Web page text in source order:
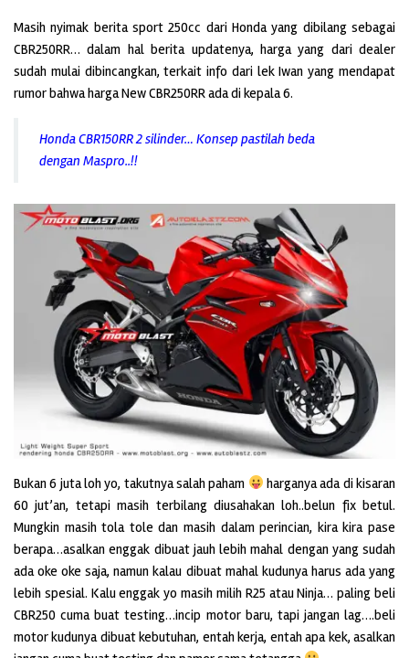
Masih nyimak berita sport 250cc dari Honda yang dibilang sebagai
CBR250RR… dalam hal berita updatenya, harga yang dari dealer
sudah mulai dibincangkan, terkait info dari lek Iwan yang mendapat
rumor bahwa harga New CBR250RR ada di kepala 6.
Honda CBR150RR 2 silinder… Konsep pastilah beda
dengan Maspro..!!
Bukan 6 juta loh yo, takutnya salah paham
harganya ada di kisaran
60 jut’an, tetapi masih terbilang diusahakan loh..belun fix betul.
Mungkin masih tola tole dan masih dalam perincian, kira kira pase
berapa…asalkan enggak dibuat jauh lebih mahal dengan yang sudah
ada oke oke saja, namun kalau dibuat mahal kudunya harus ada yang
lebih spesial. Kalu enggak yo masih milih R25 atau Ninja… paling beli
CBR250 cuma buat testing…incip motor baru, tapi jangan lag….beli
motor kudunya dibuat kebutuhan, entah kerja, entah apa kek, asalkan